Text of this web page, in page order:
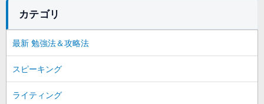
カテゴリ
最新 勉強法＆攻略法
スピーキング
ライティング